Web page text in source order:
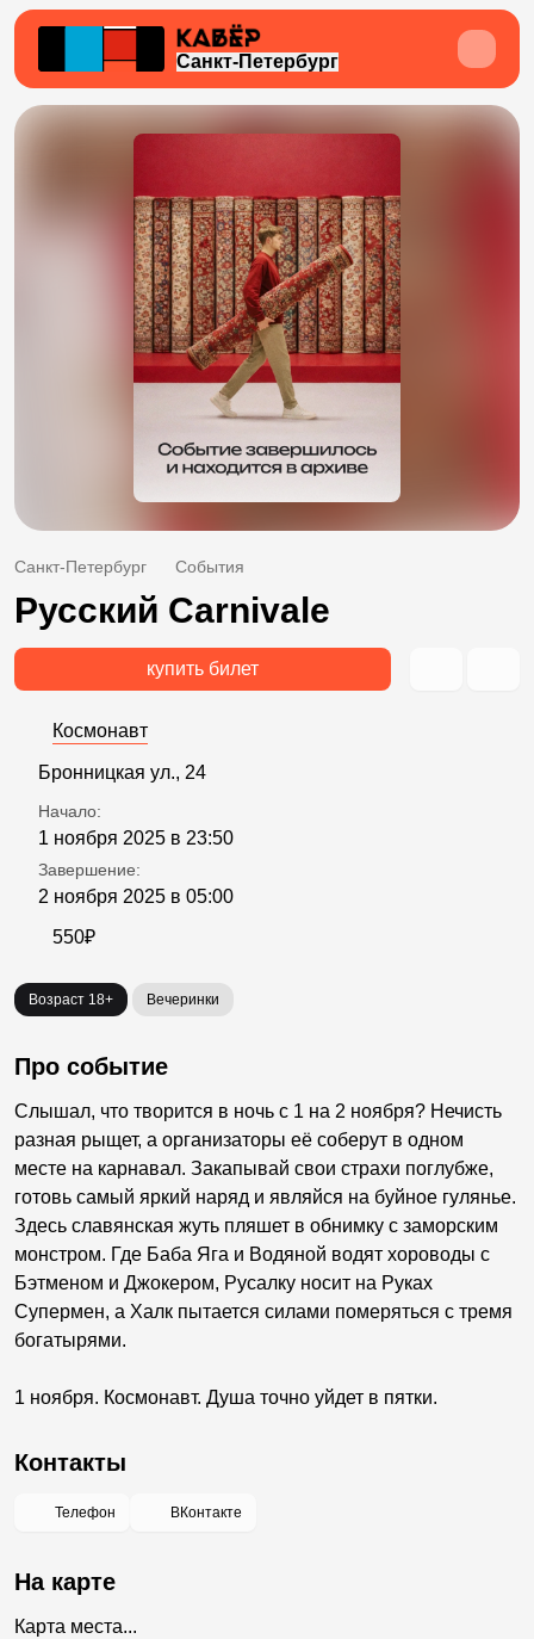
Санкт-Петербург
Санкт-Петербург События
Русский Carnivale
купить билет
Космонавт
Бронницкая ул., 24
Начало:
1 ноября 2025 в 23:50
Завершение:
2 ноября 2025 в 05:00
550₽
Возраст 18+ Вечеринки
Про событие
Слышал, что творится в ночь с 1 на 2 ноября? Нечисть
разная рыщет, а организаторы её соберут в одном
месте на карнавал. Закапывай свои страхи поглубже,
готовь самый яркий наряд и являйся на буйное гулянье.
Здесь славянская жуть пляшет в обнимку с заморским
монстром. Где Баба Яга и Водяной водят хороводы с
Бэтменом и Джокером, Русалку носит на Руках
Супермен, а Халк пытается силами померяться с тремя
богатырями.
1 ноября. Космонавт. Душа точно уйдет в пятки.
Контакты
Телефон ВКонтакте
На карте
Карта места...